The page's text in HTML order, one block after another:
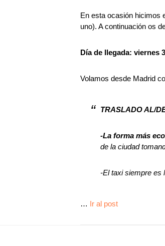
En esta ocasión hicimos
uno). A continuación os
Día de llegada: viernes
Volamos desde Madrid
TRASLADO AL/
-La forma más
de la ciudad
-El taxi siempre es
… Ir al post